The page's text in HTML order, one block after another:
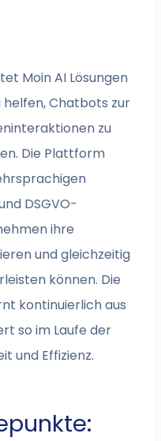
Moin AI Lösungen
Chatbots zur
zu
Die Plattform
DSGVO-
ihre
und gleichzeitig
können. Die
kontinuierlich aus
so im Laufe der
und Effizienz.